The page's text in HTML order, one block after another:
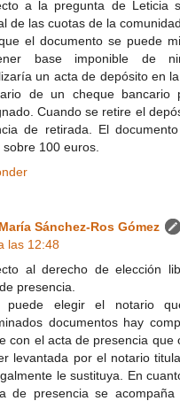
a la pregunta de Leticia
de las cuotas de la comunidad.
el documento se puede
base imponible de
un acta de depósito en
de un cheque
Cuando se retire el
de retirada. El
100 euros.
Sánchez-Ros Gómez
las 12:48
al derecho de elección
presencia.
puede elegir el notario
documentos hay
con el acta de presencia que
levantada por el notario
le sustituya. En
de presencia se